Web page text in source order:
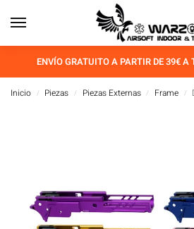
ENVÍO GRATUITO A PARTIR DE 39€
Inicio / Piezas / Piezas Externas / Frame /